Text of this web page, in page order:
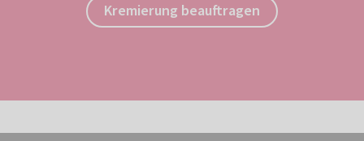
Kremierung beauftragen